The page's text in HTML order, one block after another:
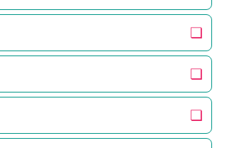
❏
❏
❏